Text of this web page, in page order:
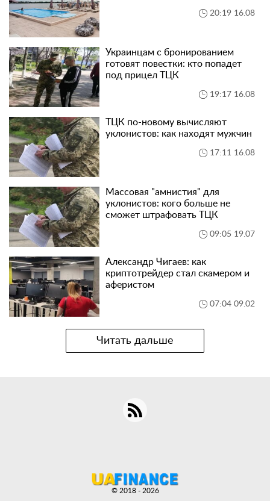
20:19 16.08
Украинцам с бронированием
готовят повестки: кто попадет
под прицел ТЦК
19:17 16.08
ТЦК по-новому вычисляют
уклонистов: как находят мужчин
17:11 16.08
Массовая "амнистия" для
уклонистов: кого больше не
сможет штрафовать ТЦК
09:05 19.07
Александр Чигаев: как
криптотрейдер стал скамером и
аферистом
07:04 09.02
Читать дальше
© 2018 - 2026